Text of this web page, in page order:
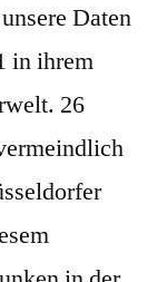
Daten
in ihrem
26